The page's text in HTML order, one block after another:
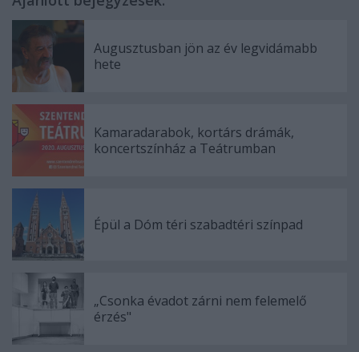
Augusztusban jön az év legvidámabb
hete
Kamaradarabok, kortárs drámák,
koncertszínház a Teátrumban
Épül a Dóm téri szabadtéri színpad
„Csonka évadot zárni nem felemelő
érzés"